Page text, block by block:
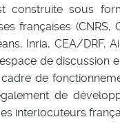
construite sous
françaises
Inria, CEA/DRF,
de discussion
de
de
interlocuteurs